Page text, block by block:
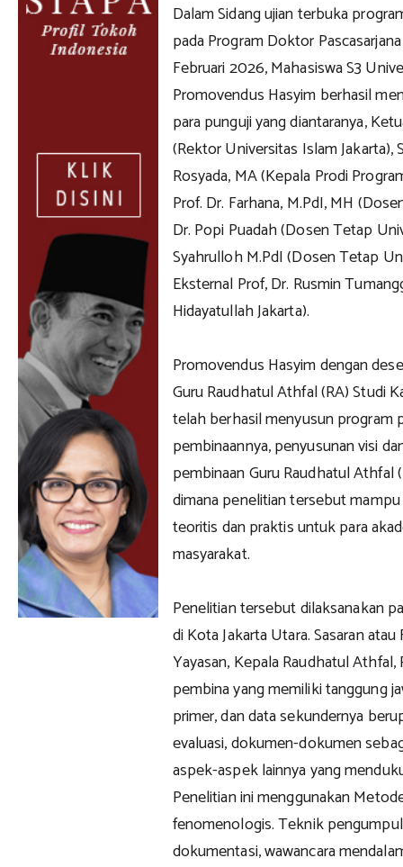
Dalam Sidang ujian terbuka
pada Program Doktor
Februari 2026, Mahasiswa S3
Promovendus Hasyim berhasil
para punguji yang diantaranya,
(Rektor Universitas Islam Jakarta),
Rosyada, MA (Kepala Prodi
Prof. Dr. Farhana, M.PdI, MH
Dr. Popi Puadah (Dosen Tetap
Syahrulloh M.PdI (Dosen Tetap
Eksternal Prof, Dr. Rusmin
Hidayatullah Jakarta).
Promovendus Hasyim dengan
Guru Raudhatul Athfal (RA) Studi
telah berhasil menyusun program
pembinaannya, penyusunan visi
pembinaan Guru Raudhatul Athfal
dimana penelitian tersebut
teoritis dan praktis untuk para
masyarakat.
Penelitian tersebut dilaksanakan
di Kota Jakarta Utara. Sasaran
Yayasan, Kepala Raudhatul
pembina yang memiliki tanggung
primer, dan data sekundernya
evaluasi, dokumen-dokumen
aspek-aspek lainnya yang
Penelitian ini menggunakan
fenomenologis. Teknik
dokumentasi, wawancara